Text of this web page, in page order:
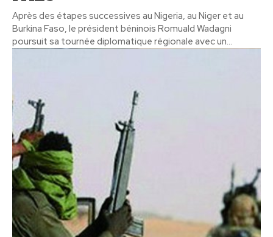
Après des étapes successives au Nigeria, au Niger et au
Burkina Faso, le président béninois Romuald Wadagni
poursuit sa tournée diplomatique régionale avec un...